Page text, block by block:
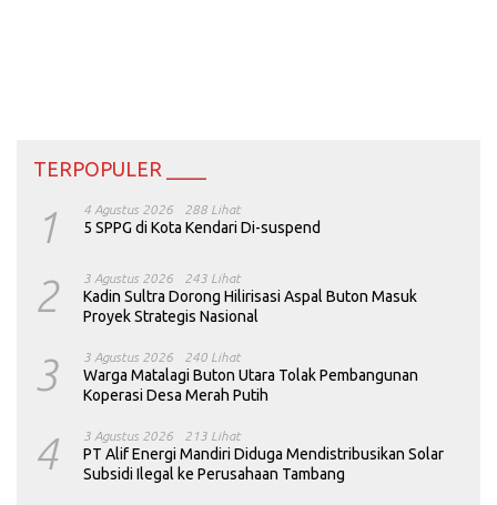
TERPOPULER ____
1 4 Agustus 2026 288 Lihat
5 SPPG di Kota Kendari Di-suspend
2 3 Agustus 2026 243 Lihat
Kadin Sultra Dorong Hilirisasi Aspal Buton Masuk
Proyek Strategis Nasional
3 3 Agustus 2026 240 Lihat
Warga Matalagi Buton Utara Tolak Pembangunan
Koperasi Desa Merah Putih
4 3 Agustus 2026 213 Lihat
PT Alif Energi Mandiri Diduga Mendistribusikan Solar
Subsidi Ilegal ke Perusahaan Tambang